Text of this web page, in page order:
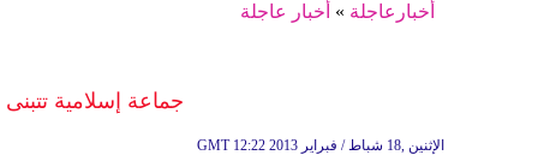
أخبارعاجلة » أخبار عاجلة
جماعة إسلامية تتبنى خطف
GMT 12:22 2013 الإثنين ,18 شباط / فبراير